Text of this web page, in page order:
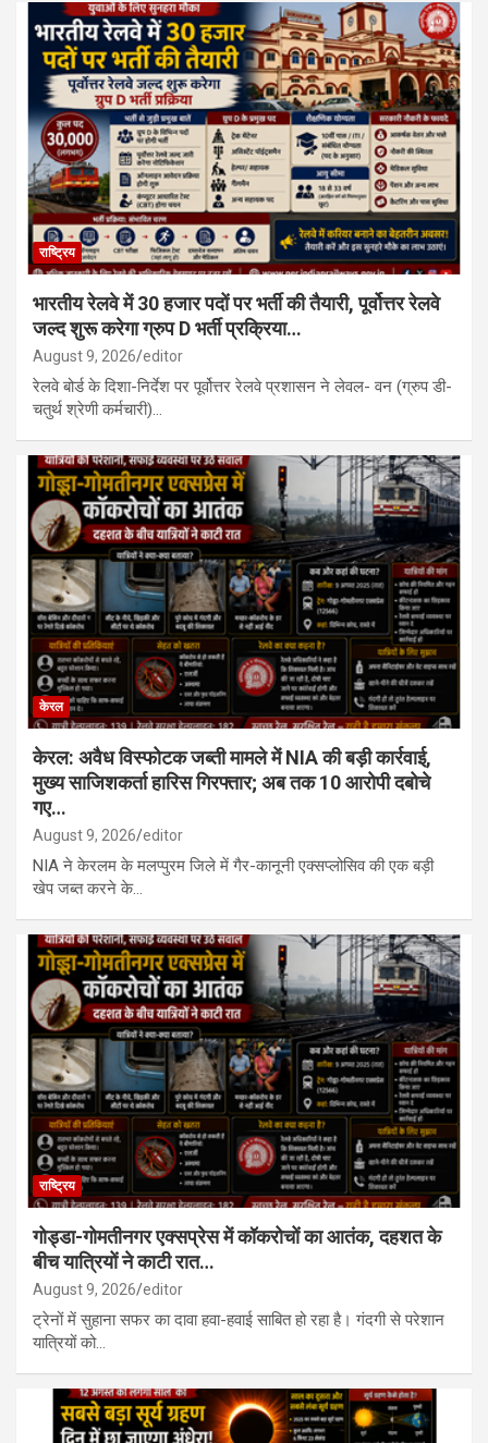
राष्ट्रिय
भारतीय रेलवे में 30 हजार पदों पर भर्ती की तैयारी, पूर्वोत्तर रेलवे
जल्द शुरू करेगा ग्रुप D भर्ती प्रक्रिया…
August 9, 2026 editor
रेलवे बोर्ड के दिशा-निर्देश पर पूर्वोत्तर रेलवे प्रशासन ने लेवल- वन (ग्रुप डी-
चतुर्थ श्रेणी कर्मचारी)…
केरल
केरल: अवैध विस्फोटक जब्ती मामले में NIA की बड़ी कार्रवाई,
मुख्य साजिशकर्ता हारिस गिरफ्तार; अब तक 10 आरोपी दबोचे
गए…
August 9, 2026 editor
NIA ने केरलम के मलप्पुरम जिले में गैर-कानूनी एक्सप्लोसिव की एक बड़ी
खेप जब्त करने के…
राष्ट्रिय
गोड्डा-गोमतीनगर एक्सप्रेस में कॉकरोचों का आतंक, दहशत के
बीच यात्रियों ने काटी रात…
August 9, 2026 editor
ट्रेनों में सुहाना सफर का दावा हवा-हवाई साबित हो रहा है। गंदगी से परेशान
यात्रियों को…